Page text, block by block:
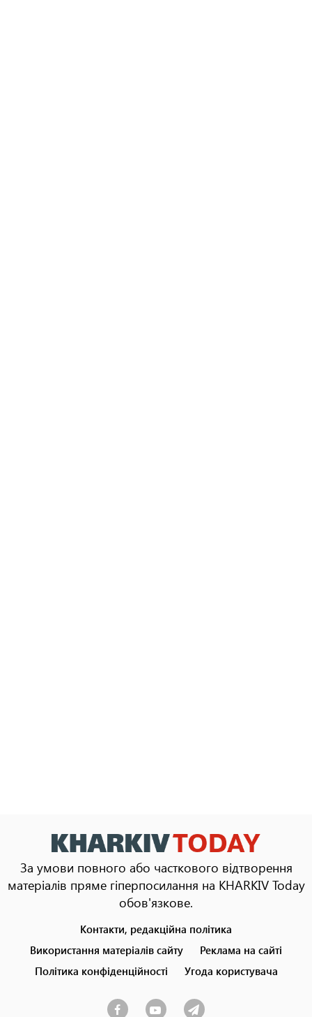
За умови повного або часткового відтворення
матеріалів пряме гіперпосилання на KHARKIV Today
обов'язкове.
menu
Контакти, редакційна політика
Використання матеріалів сайту
Реклама на сайті
Політика конфіденційності
Угода користувача